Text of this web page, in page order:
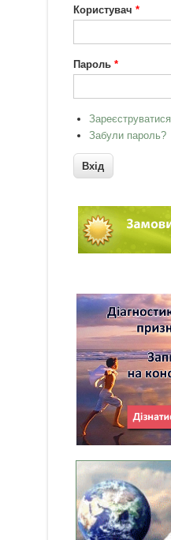
Користувач*
Пароль*
Зареєструватися
Забули пароль?